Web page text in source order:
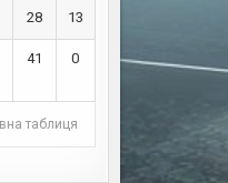
28 13
41 0
таблиця